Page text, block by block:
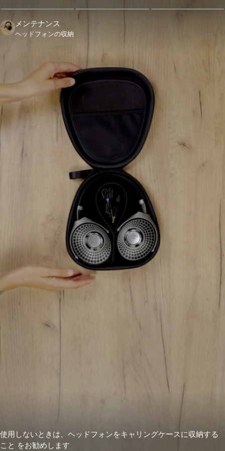
メンテナンス
ヘッドフォンの収納
使用しないときは、ヘッドフォンをキャリングケースに収納する
こと をお勧めします